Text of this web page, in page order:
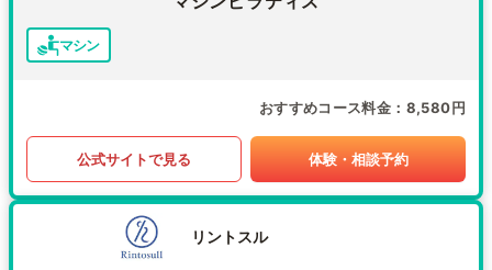
マシン
おすすめコース料金 8,580円
公式サイトで見る 体験・相談予約
リントスル